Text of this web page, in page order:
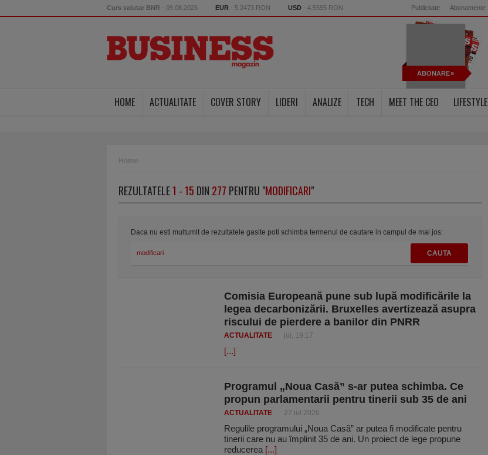
Curs valutar BNR - 09.08.2026 EUR - 5.2473 RON USD - 4.5595 RON Publicitate Abonamente
ABONARE
HOME ACTUALITATE COVER STORY LIDERI ANALIZE TECH MEET THE CEO LIFESTYLE
Home
REZULTATELE1 - 15 DIN 277 PENTRU "MODIFICARI"
Daca nu esti multumit de rezultatele gasite poti schimba termenul de cautare in campul de mai jos:
Comisia Europeană pune sub lupă modificările la
legea decarbonizării. Bruxelles avertizează asupra
riscului de pierdere a banilor din PNRR
ACTUALITATE joi, 19:17
[...]
Programul „Noua Casă” s-ar putea schimba. Ce
propun parlamentarii pentru tinerii sub 35 de ani
ACTUALITATE 27 iul 2026
Regulile programului „Noua Casă” ar putea fi modificate pentru
tinerii care nu au împlinit 35 de ani. Un proiect de lege propune
reducerea [...]